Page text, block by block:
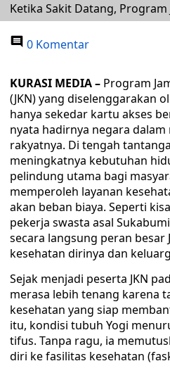
Ketika Sakit Datang, Program
0 Komentar
KURASI MEDIA – Program
(JKN) yang diselenggarakan
hanya sekedar kartu akses
nyata hadirnya negara
rakyatnya. Di tengah
meningkatnya kebutuhan
pelindung utama bagi
memperoleh layanan
akan beban biaya. Seperti
pekerja swasta asal
secara langsung peran besar
kesehatan dirinya dan
Sejak menjadi peserta JKN
merasa lebih tenang karena
kesehatan yang siap
itu, kondisi tubuh Yogi
tifus. Tanpa ragu, ia
diri ke fasilitas kesehatan